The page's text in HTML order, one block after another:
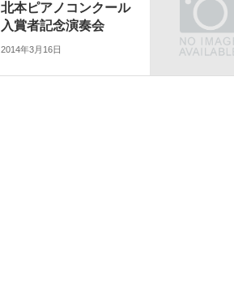
北本ピアノコンクール
入賞者記念演奏会
2014年3月16日